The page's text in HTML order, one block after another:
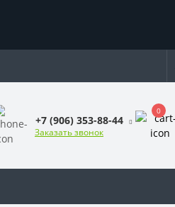
+7 (906) 353-88-44
Заказать звонок
0